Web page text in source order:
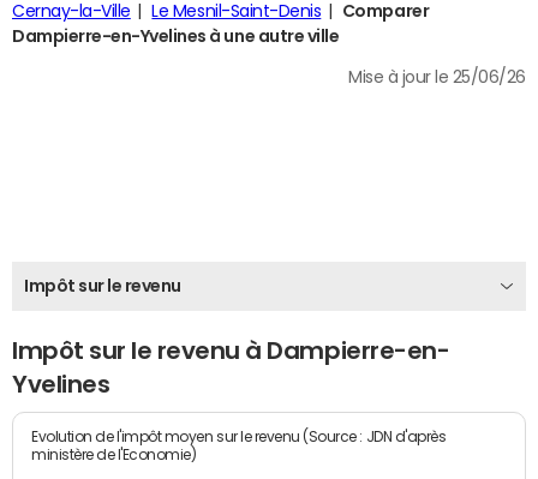
Cernay-la-Ville
Le Mesnil-Saint-Denis
Comparer
Dampierre-en-Yvelines à une autre ville
Mise à jour le 25/06/26
Impôt sur le revenu
Impôt sur le revenu à Dampierre-en-
Yvelines
Evolution de l'impôt moyen sur le revenu (Source : JDN d'après
ministère de l'Economie)